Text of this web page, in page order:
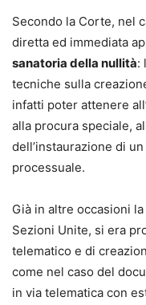
Secondo la Corte, nel
diretta ed immediata
sanatoria della nullità:
tecniche sulla
infatti poter attenere
alla procura speciale,
dell’instaurazione di
processuale.
Già in altre occasioni
Sezioni Unite, si era
telematico e di
come nel caso del
in via telematica con